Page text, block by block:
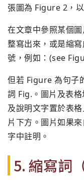
張圖為 Figure 2，
在文章中參照某個
整寫出來，或是縮
號，例如：(see
但若 Figure 為句子
詞 Fig.。圖片及表
及說明文字置於表
片下方。圖片如果
字中註明。
5. 縮寫詞